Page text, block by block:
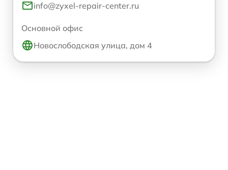
info@zyxel-repair-center.ru
Основной офис
Новослободская улица, дом 4